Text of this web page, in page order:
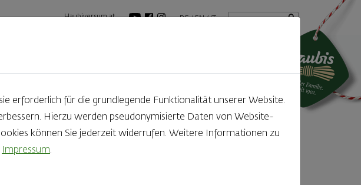
Haubiversum.at DE EN IT Suchbegriff
entdecken
erforderlich für die grundlegende Funktionalität unserer Website.
Hierzu werden pseudonymisierte Daten von Website-
können Sie jederzeit widerrufen. Weitere Informationen zu
Impressum.